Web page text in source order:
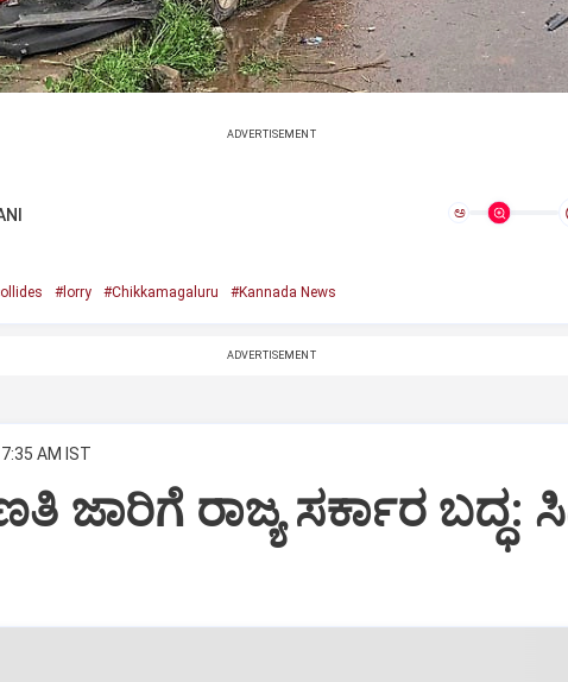
ADVERTISEMENT
ಅ
#lorry #Chikkamagaluru #Kannada News
ADVERTISEMENT
AM IST
ಜಾರಿಗೆ ರಾಜ್ಯ ಸರ್ಕಾರ ಬದ್ಧ: